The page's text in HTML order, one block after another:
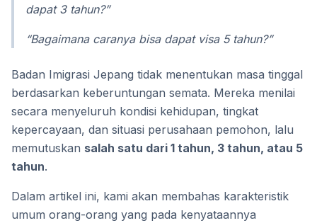
dapat 3 tahun?”
“Bagaimana caranya bisa dapat visa 5 tahun?”
Badan Imigrasi Jepang tidak menentukan masa tinggal
berdasarkan keberuntungan semata. Mereka menilai
secara menyeluruh kondisi kehidupan, tingkat
kepercayaan, dan situasi perusahaan pemohon, lalu
memutuskan salah satu dari 1 tahun, 3 tahun, atau 5
tahun.
Dalam artikel ini, kami akan membahas karakteristik
umum orang-orang yang pada kenyataannya